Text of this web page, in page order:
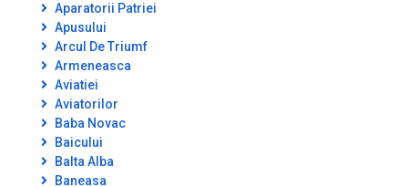
Aparatorii Patriei
Apusului
Arcul De Triumf
Armeneasca
Aviatiei
Aviatorilor
Baba Novac
Baicului
Balta Alba
Baneasa